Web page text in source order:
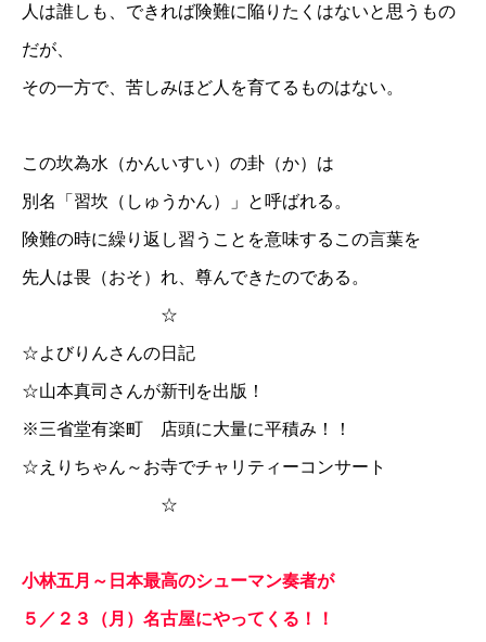
人は誰しも、できれば険難に陥りたくはないと思うもの
だが、
その一方で、苦しみほど人を育てるものはない。
この坎為水（かんいすい）の卦（か）は
別名「習坎（しゅうかん）」と呼ばれる。
険難の時に繰り返し習うことを意味するこの言葉を
先人は畏（おそ）れ、尊んできたのである。
☆
☆よびりんさんの日記
☆山本真司さんが新刊を出版！
※三省堂有楽町 店頭に大量に平積み！！
☆ えりちゃん～お寺でチャリティーコンサート
☆
小林五月～日本最高のシューマン奏者が
５／２３（月）名古屋にやってくる！！